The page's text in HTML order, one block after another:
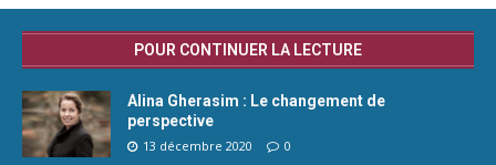
POUR CONTINUER LA LECTURE
Alina Gherasim : Le changement de
perspective
13 décembre 2020 0